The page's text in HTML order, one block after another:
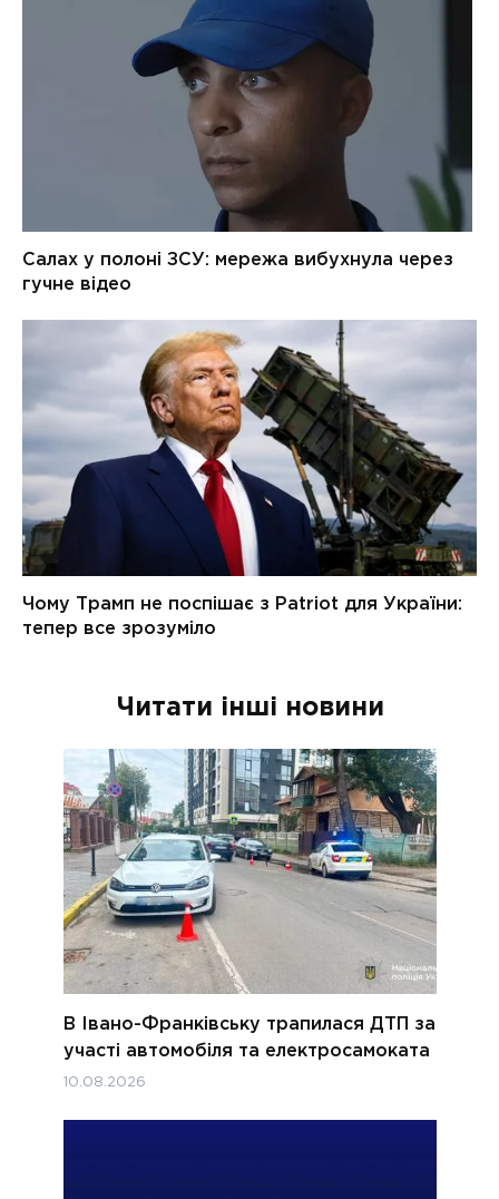
Читати інші новини
В Івано-Франківську трапилася ДТП за
участі автомобіля та електросамоката
10.08.2026